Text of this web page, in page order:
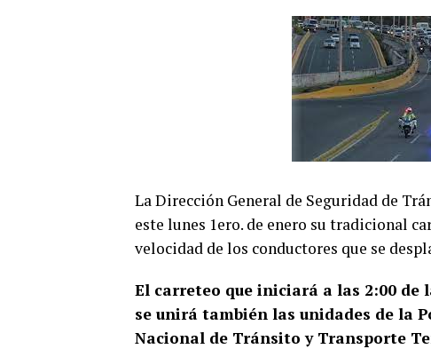
La Dirección General de Seguridad de
este lunes 1ero. de enero su tradicional
velocidad de los conductores que se
El carreteo que iniciará a las 2:00
se unirá también las unidades de la
Nacional de Tránsito y Transporte